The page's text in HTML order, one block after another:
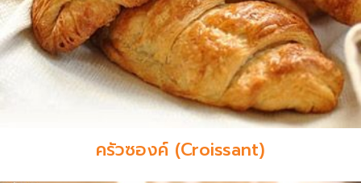
ครัวซองค์ (Croissant)